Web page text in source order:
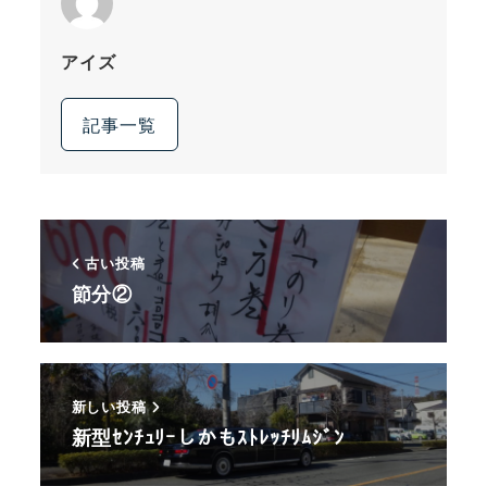
アイズ
記事一覧
古い投稿
節分②
新しい投稿
新型ｾﾝﾁｭﾘｰしかもｽﾄﾚｯﾁﾘﾑｼﾞﾝ